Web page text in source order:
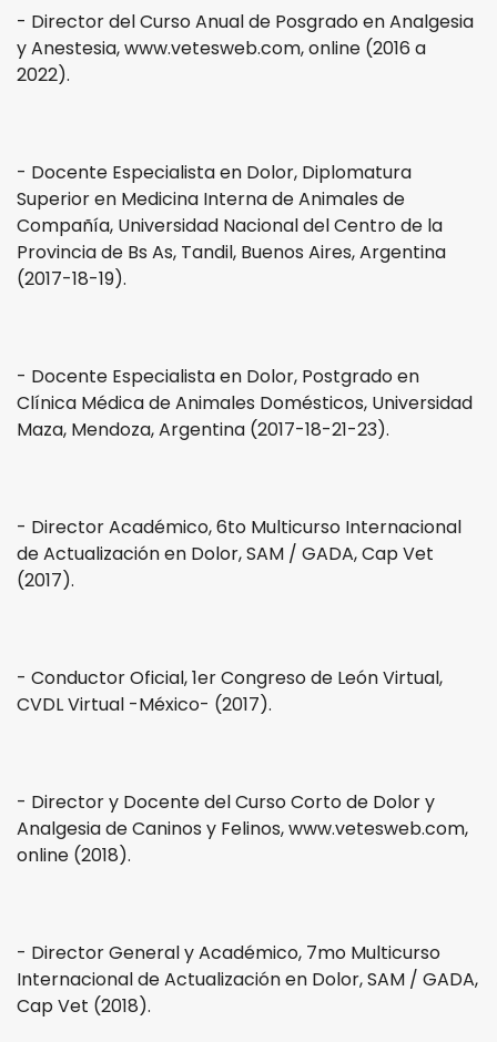
- Director del Curso Anual de Posgrado en Analgesia
y Anestesia, www.vetesweb.com, online (2016 a
2022).
- Docente Especialista en Dolor, Diplomatura
Superior en Medicina Interna de Animales de
Compañía, Universidad Nacional del Centro de la
Provincia de Bs As, Tandil, Buenos Aires, Argentina
(2017-18-19).
- Docente Especialista en Dolor, Postgrado en
Clínica Médica de Animales Domésticos, Universidad
Maza, Mendoza, Argentina (2017-18-21-23).
- Director Académico, 6to Multicurso Internacional
de Actualización en Dolor, SAM / GADA, Cap Vet
(2017).
- Conductor Oficial, 1er Congreso de León Virtual,
CVDL Virtual -México- (2017).
- Director y Docente del Curso Corto de Dolor y
Analgesia de Caninos y Felinos, www.vetesweb.com,
online (2018).
- Director General y Académico, 7mo Multicurso
Internacional de Actualización en Dolor, SAM / GADA,
Cap Vet (2018).